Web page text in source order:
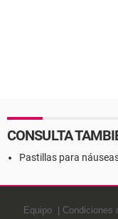
CONSULTA
Pastillas para
Equipo Condiciones